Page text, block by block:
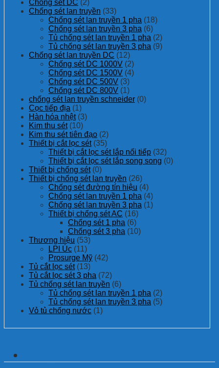
Chống sét DC (2)
Chống sét lan truyền (33)
Chống sét lan truyền 1 pha (18)
Chống sét lan truyền 3 pha (6)
Tủ chống sét lan truyền 1 pha (2)
Tủ chống sét lan truyền 3 pha (9)
Chống sét lan truyền DC (12)
Chống sét DC 1000V (2)
Chống sét DC 1500V (4)
Chống sét DC 500V (3)
Chống sét DC 800V (1)
chống sét lan truyền schneider (0)
Cọc tiếp địa (1)
Hàn hóa nhệt (3)
Kim thu sét (10)
Kim thu sét tiên đạo (2)
Thiết bị cắt lọc sét (35)
Thiết bị cắt lọc sét lắp nối tiếp (32)
Thiết bị cắt lọc sét lắp song song (0)
Thiết bị chống sét (0)
Thiết bị chống sét lan truyền (26)
Chống sét đường tín hiệu (4)
Chống sét lan truyền 1 pha (4)
Chống sét lan truyền 3 pha (1)
Thiết bị chống sét AC (16)
Chống sét 1 pha (6)
Chống sét 3 pha (10)
Thương hiệu (53)
LPI Úc (11)
Prosurge Mỹ (42)
Tủ cắt lọc sét (13)
Tủ cắt lọc sét 3 pha (72)
Tủ chống sét lan truyền (6)
Tủ chống sét lan truyền 1 pha (2)
Tủ chống sét lan truyền 3 pha (5)
Vỏ tủ chống nước (1)